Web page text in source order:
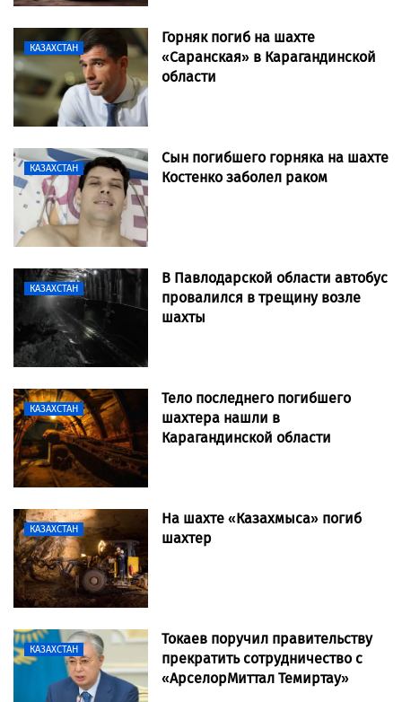
КАЗАХСТАН
Горняк погиб на шахте
«Саранская» в Карагандинской
области
КАЗАХСТАН
Сын погибшего горняка на шахте
Костенко заболел раком
КАЗАХСТАН
В Павлодарской области автобус
провалился в трещину возле
шахты
КАЗАХСТАН
Тело последнего погибшего
шахтера нашли в
Карагандинской области
КАЗАХСТАН
На шахте «Казахмыса» погиб
шахтер
КАЗАХСТАН
Токаев поручил правительству
прекратить сотрудничество с
«АрселорМиттал Темиртау»